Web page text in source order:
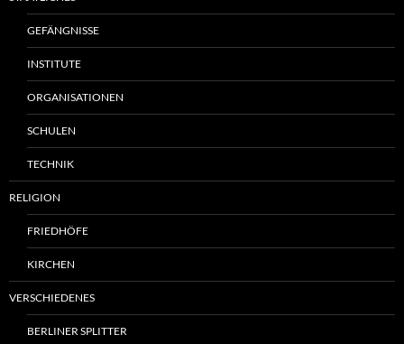
GEFÄNGNISSE
INSTITUTE
ORGANISATIONEN
SCHULEN
TECHNIK
RELIGION
FRIEDHÖFE
KIRCHEN
VERSCHIEDENES
BERLINER SPLITTER